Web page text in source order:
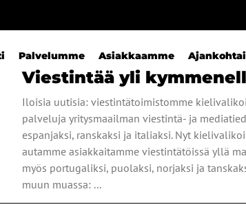
Palvelumme Asiakkaamme
Viestintää yli
Iloisia uutisia: viestintätoimistomme
palveluja yritysmaailman viestintä- ja
espanjaksi, ranskaksi ja italiaksi. Nyt
autamme asiakkaitamme viestintätöissä yllä
myös portugaliksi, puolaksi, norjaksi ja
muun muassa: ...